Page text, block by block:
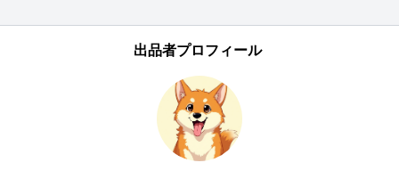
出品者プロフィール